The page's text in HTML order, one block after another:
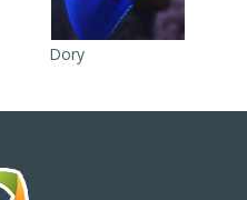
Dory